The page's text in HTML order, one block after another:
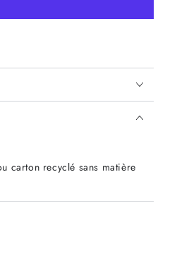
carton recyclé sans matière